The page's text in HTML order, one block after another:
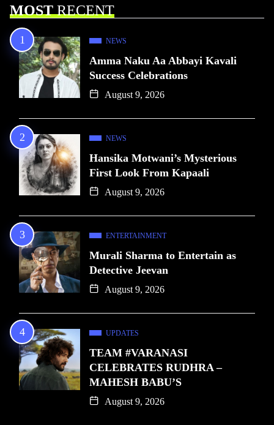
MOSTRECENT
NEWS
Amma Naku Aa Abbayi Kavali
Success Celebrations
August 9, 2026
NEWS
Hansika Motwani’s Mysterious
First Look From Kapaali
August 9, 2026
ENTERTAINMENT
Murali Sharma to Entertain as
Detective Jeevan
August 9, 2026
UPDATES
TEAM #VARANASI
CELEBRATES RUDHRA –
MAHESH BABU’S
August 9, 2026